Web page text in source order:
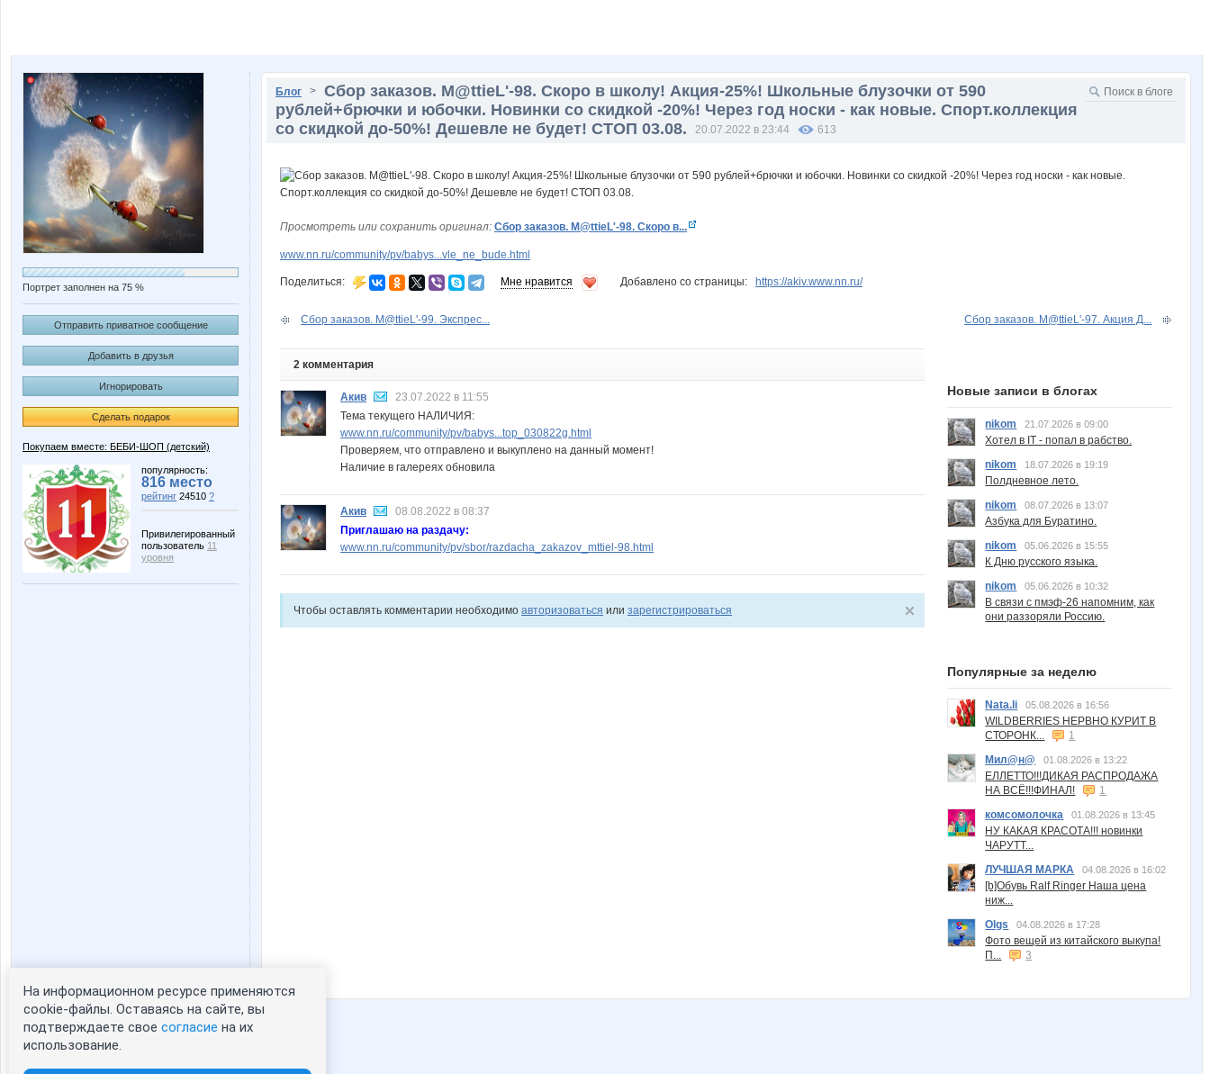
Портрет заполнен на 75 %
Отправить приватное сообщение
Добавить в друзья
Игнорировать
Сделать подарок
Покупаем вместе: БЕБИ-ШОП (детский)
популярность:
816 место
рейтинг 24510 ?
Привилегированный
пользователь 11
уровня
Статистика портрета:
сейчас просматривают портрет - 0
зарегистрированные пользователи
Блог > Сбор заказов. M@ttieL'-98. Скоро в школу! Акция-25%! Школьные блузочки от 590
рублей+брючки и юбочки. Новинки со скидкой -20%! Через год носки - как новые. Спорт.коллекция
со скидкой до-50%! Дешевле не будет! СТОП 03.08.
20.07.2022 в 23:44 613
Просмотреть или сохранить оригинал: Сбор заказов. M@ttieL'-98. Скоро в...
www.nn.ru/community/pv/babys...vle_ne_bude.html
Поделиться: Мне нравится Добавлено со страницы: https://akiv.www.nn.ru/
Сбор заказов. M@ttieL'-99. Экспрес... Сбор заказов. M@ttieL'-97. Акция Д...
2 комментария
Акив
23.07.2022 в 11:55
Тема текущего НАЛИЧИЯ:
www.nn.ru/community/pv/babys...top_030822g.html
Проверяем, что отправлено и выкуплено на данный момент!
Наличие в галереях обновила
Акив
08.08.2022 в 08:37
Приглашаю на раздачу:
www.nn.ru/community/pv/sbor/razdacha_zakazov_mttiel-98.html
Чтобы оставлять комментарии необходимо авторизоваться или зарегистрироваться
Новые записи в блогах
nikom 21.07.2026 в 09:00
Хотел в IT - попал в рабство.
nikom
18.07.2026 в 19:19
Полдневное лето.
nikom
08.07.2026 в 13:07
Азбука для Буратино.
nikom
05.06.2026 в 15:55
К Дню русского языка.
nikom
05.06.2026 в 10:32
В связи с пмэф-26 напомним, как
они раззоряли Россию.
Популярные за неделю
Nata.li 05.08.2026 в 16:56
WILDBERRIES НЕРВНО КУРИТ В
СТОРОНК...
1
Мил@н@
01.08.2026 в 13:22
ЕЛЛЕТТО!!!ДИКАЯ РАСПРОДАЖА
НА ВСЁ!!!ФИНАЛ!
1
комсомолочка
01.08.2026 в 13:45
НУ КАКАЯ КРАСОТА!!! новинки
ЧАРУТТ...
ЛУЧШАЯ МАРКА
04.08.2026 в 16:02
[b]Обувь Ralf Ringer Наша цена
ниж...
Olgs
04.08.2026 в 17:28
Фото вещей из китайского выкупа!
П...
3
На информационном ресурсе применяются
cookie-файлы. Оставаясь на сайте, вы
подтверждаете свое согласие на их
использование.